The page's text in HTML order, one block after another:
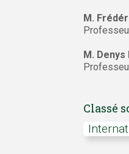
M.
M. Denys
Classé